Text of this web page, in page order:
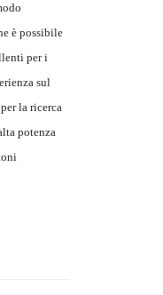
è possibile
per i
sul
la ricerca
potenza